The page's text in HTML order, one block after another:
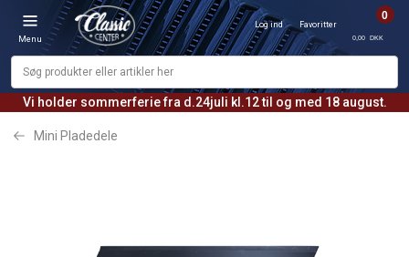
Vi holder sommerferie fra d.24juli kl.12 til og med 18 august.
Menu
Log ind Favoritter
0
0,00 DKK
Mini Pladedele